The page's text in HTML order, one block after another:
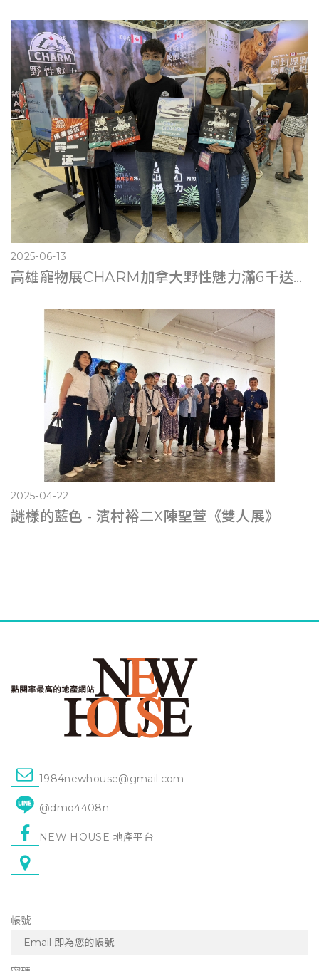
2025-06-13
高雄寵物展CHARM加拿大野性魅力滿6千送遊艇體驗
2025-04-22
謎樣的藍色 - 濱村裕二X陳聖萱《雙人展》
1984newhouse@gmail.com
@dmo4408n
NEW HOUSE 地產平台
帳號